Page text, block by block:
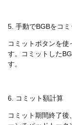
5. 手動でBGBをコミ
コミットボタンを使
す。コミットした
す。
6. コミット額計算
コミット期間終了